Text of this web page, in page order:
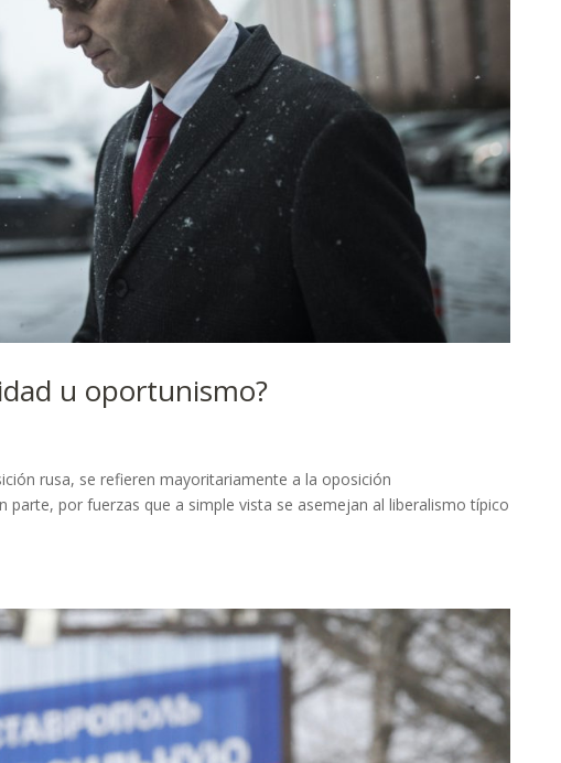
u oportunismo?
rusa, se refieren mayoritariamente a la oposición
parte, por fuerzas que a simple vista se asemejan al liberalismo típico